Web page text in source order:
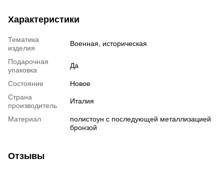
Характеристики
Тематика
изделия
Военная, историческая
Подарочная
упаковка
Да
Состояние
Новое
Страна
производитель
Италия
Материал
полистоун с последующей металлизацией
бронзой
Отзывы